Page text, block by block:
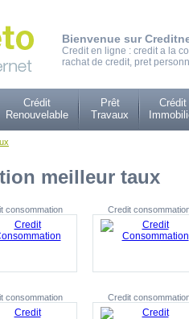
Bienvenue sur
Credit en ligne : credit a la
rachat de credit, pret
Crédit
Renouvelable
Prêt
Travaux
Crédit
meilleur taux
consommation Credit
consommation Credit